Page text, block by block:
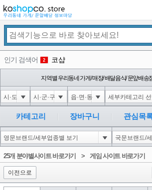
인기 검색어 2 코샵
3 익스
4 은계타운
5 미끄럼방지
6 대성설렁탕
1
지역별 우리동네 가게/ 매장/ 배달음식/ 문앞배송
카테고리 장바구니 관심목
25개 분야별사이트 바로가기 > 게임 사이트 바로가기
이전으로